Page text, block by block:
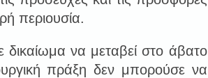
περιουσία.
δικαίωμα να μεταβεί στο άβατο
πράξη δεν μπορούσε να